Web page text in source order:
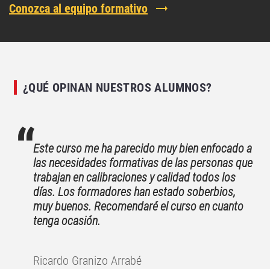
Conozca al equipo formativo
¿QUÉ OPINAN NUESTROS ALUMNOS?
Este curso me ha parecido muy bien enfocado a
las necesidades formativas de las personas que
trabajan en calibraciones y calidad todos los
días. Los formadores han estado soberbios,
muy buenos. Recomendaré el curso en cuanto
tenga ocasión.
Ricardo Granizo Arrabé